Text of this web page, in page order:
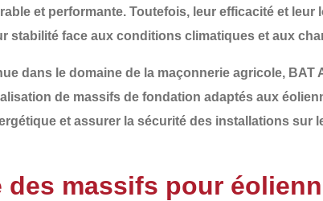
et performante. Toutefois, leur efficacité et
stabilité face aux conditions climatiques et aux
dans le domaine de la maçonnerie agricole, BAT
de massifs de fondation adaptés aux
et assurer la sécurité des installations sur
des massifs pour